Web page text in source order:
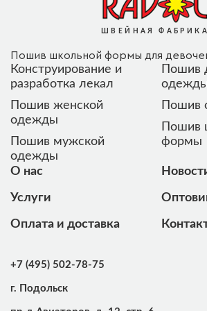
ШВЕЙНАЯ ФАБРИКА
Пошив школьной формы для девочек
Конструирование и
разработка лекал
Пошив женской
одежды
Пошив мужской
одежды
Пошив
Пошив
Пошив
формы
О нас
Услуги
Оплата и доставка
+7 (495) 502-78-75
г. Подольск